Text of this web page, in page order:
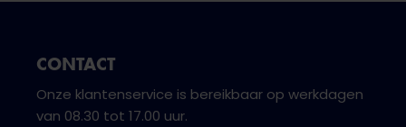
CONTACT
Onze klantenservice is bereikbaar op werkdagen
van 08.30 tot 17.00 uur.